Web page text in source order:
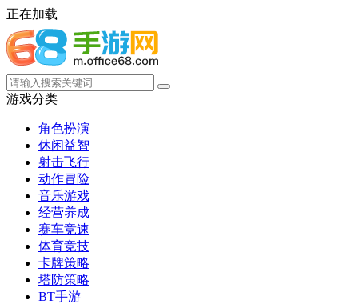
正在加载
游戏分类
角色扮演
休闲益智
射击飞行
动作冒险
音乐游戏
经营养成
赛车竞速
体育竞技
卡牌策略
塔防策略
BT手游